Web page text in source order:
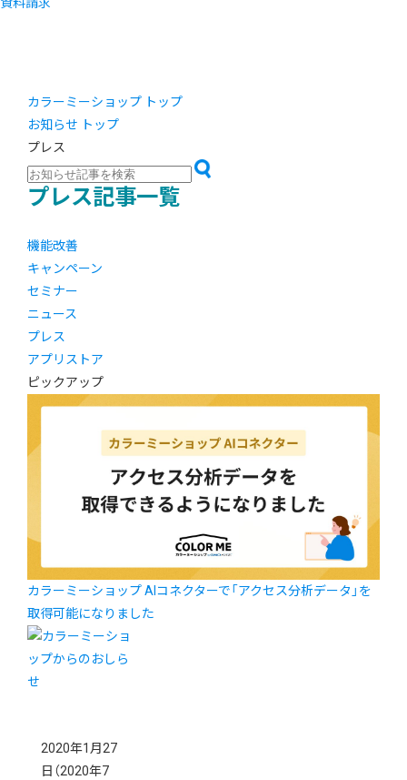
カラーミーショップ トップ
お知らせ トップ
プレス
プレス記事一覧
機能改善
キャンペーン
セミナー
ニュース
プレス
アプリストア
ピックアップ
カラーミーショップ AIコネクターで「アクセス分析データ」を
取得可能になりました
2020年1月27
日 （2020年7